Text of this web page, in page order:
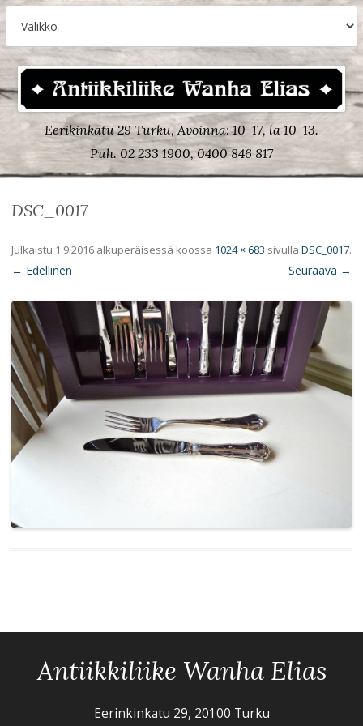
Eerikinkatu 29 Turku, Avoinna: 10-17, la 10-13.
Puh. 02 233 1900, 0400 846 817
DSC_0017
Julkaistu 1.9.2016 alkuperäisessä koossa 1024 × 683 sivulla DSC_0017.
← Edellinen Seuraava →
Antiikkiliike Wanha Elias
Eerinkinkatu 29, 20100 Turku